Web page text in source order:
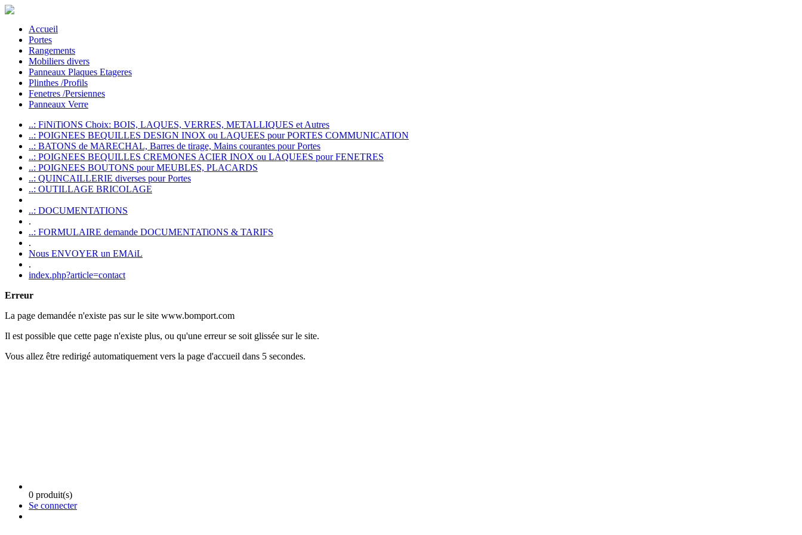
Accueil
Portes
Rangements
Mobiliers divers
Panneaux Plaques Etageres
Plinthes /Profils
Fenetres /Persiennes
Panneaux Verre
..: FiNiTiONS Choix: BOIS, LAQUES, VERRES, METALLIQUES et Autres
..: POIGNEES BEQUILLES DESIGN INOX ou LAQUEES pour PORTES COMMUNICATION
..: BATONS de MARECHAL, Barres de tirage, Mains courantes pour Portes
..: POIGNEES BEQUILLES CREMONES ACIER INOX ou LAQUEES pour FENETRES
..: POIGNEES BOUTONS pour MEUBLES, PLACARDS
..: QUINCAILLERIE diverses pour Portes
..: OUTILLAGE BRICOLAGE
..: DOCUMENTATIONS
.
..: FORMULAIRE demande DOCUMENTATiONS & TARIFS
.
Nous ENVOYER un EMAiL
.
index.php?article=contact
Erreur
La page demandée n'existe pas sur le site www.bomport.com
Il est possible que cette page n'existe plus, ou qu'une erreur se soit glissée sur le site.
Vous allez être redirigé automatiquement vers la page d'accueil dans 5 secondes.
0 produit(s)
Se connecter